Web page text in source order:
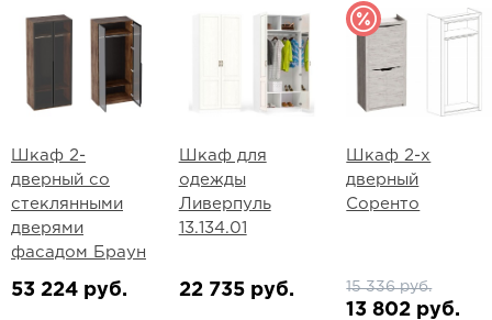
Шкаф 2-
дверный со
стеклянными
дверями
фасадом Браун
53 224 руб.
Шкаф для
одежды
Ливерпуль
13.134.01
22 735 руб.
Шкаф 2-х
дверный
Соренто
15 336 руб.
13 802 руб.